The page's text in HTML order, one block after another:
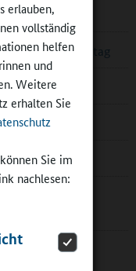
erlauben,
vollständig
helfen
und
Weitere
erhalten Sie
Sie im
nachlesen:
im Ganztag
fortgesetzt
Ramstadt